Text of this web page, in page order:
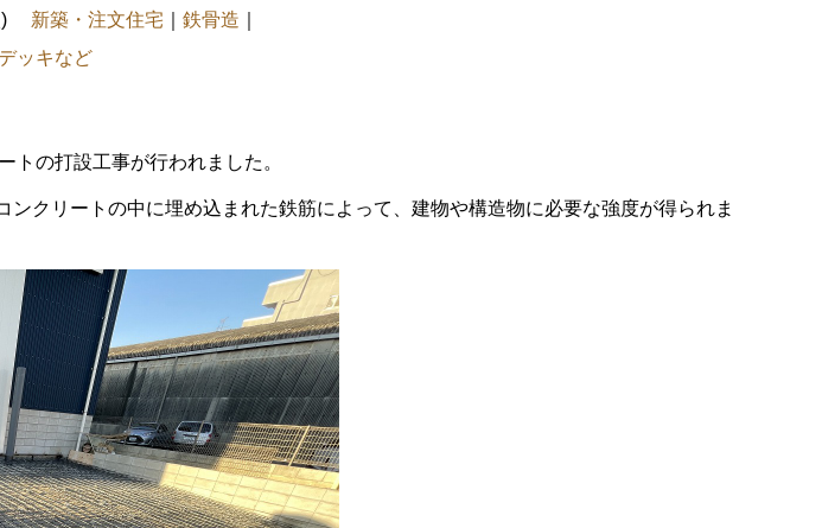
新築・注文住宅 鉄骨造
ッキなど
トの打設工事が行われました。
クリートの中に埋め込まれた鉄筋によって、建物や構造物に必要な強度が得られま